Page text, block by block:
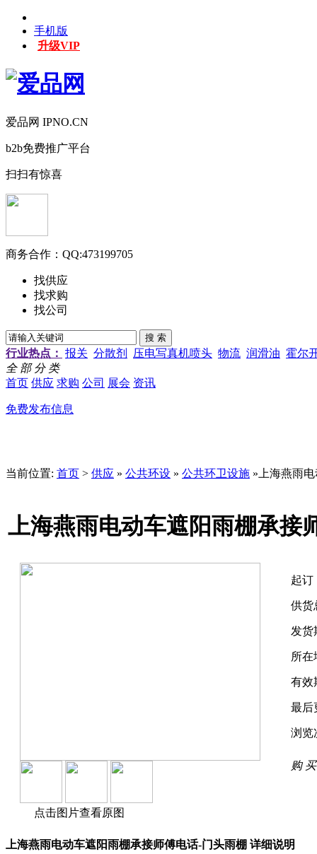
手机版
升级VIP
爱品网 IPNO.CN
b2b免费推广平台
扫扫有惊喜
商务合作： QQ:473199705
找供应
找求购
找公司
行业热点： 报关 分散剂 压电写真机喷头 物流 润滑油 霍尔
全 部 分 类
首页 供应 求购 公司 展会 资讯
免费发布信息
当前位置: 首页 > 供应 » 公共环设 » 公共环卫设施 »上海燕雨
上海燕雨电动车遮阳雨棚承接
点击图片查看原图
起订
供货
发货
所在
有效
最后
浏览
购 买
上海燕雨电动车遮阳雨棚承接师傅电话-门头雨棚 详细说明